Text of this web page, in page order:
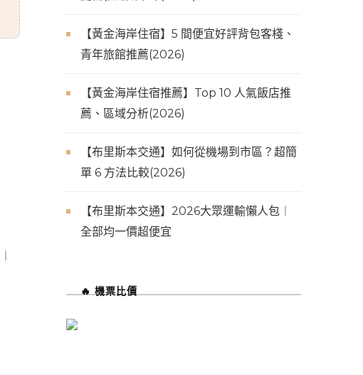
【黃金海岸住宿】5 間便宜好評背包客棧、
青年旅館推薦(2026)
【黃金海岸住宿推薦】Top 10 人氣飯店推
薦、區域分析(2026)
【布里斯本交通】如何從機場到市區？超簡
單 6 方法比較(2026)
【布里斯本交通】2026大眾運輸懶人包︱
全部均一價超便宜
🔥 機票比價